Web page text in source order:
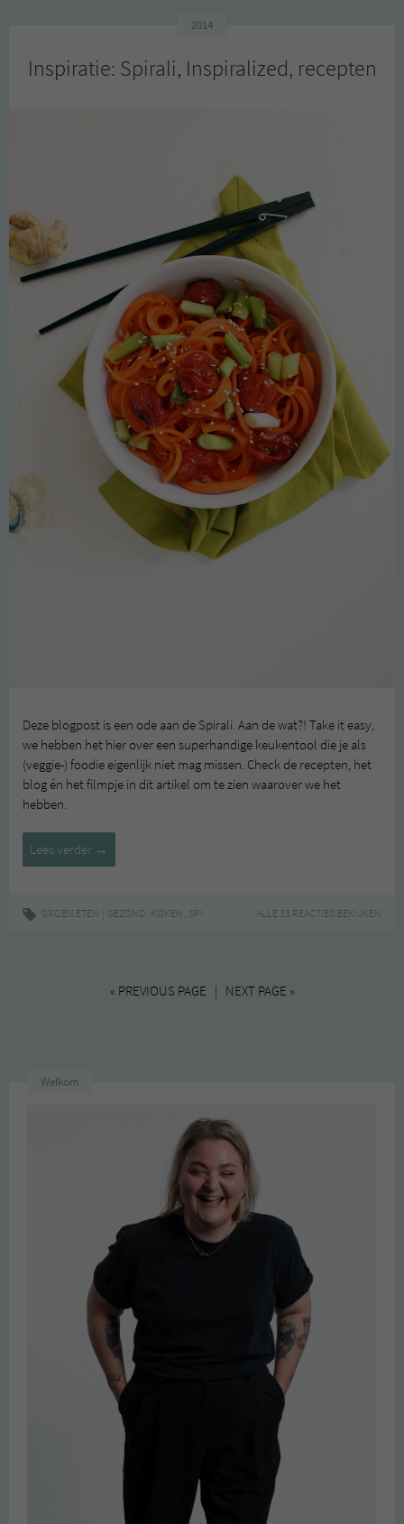
2014
Inspiratie: Spirali, Inspiralized, recepten
Deze blogpost is een ode aan de Spirali. Aan de wat?! Take it easy,
we hebben het hier over een superhandige keukentool die je als
(veggie-) foodie eigenlijk niet mag missen. Check de recepten, het
blog én het filmpje in dit artikel om te zien waarover we het
hebben.
Lees verder Inspiratie:
Spirali,
recepten
→
GROEN ETEN GEZOND, KOKEN, SPIRALI SPIRALIZED ,VEGAN,VEGGIES
ALLE 33 REACTIES BEKIJKEN
« PREVIOUS PAGE | NEXT PAGE »
Welkom